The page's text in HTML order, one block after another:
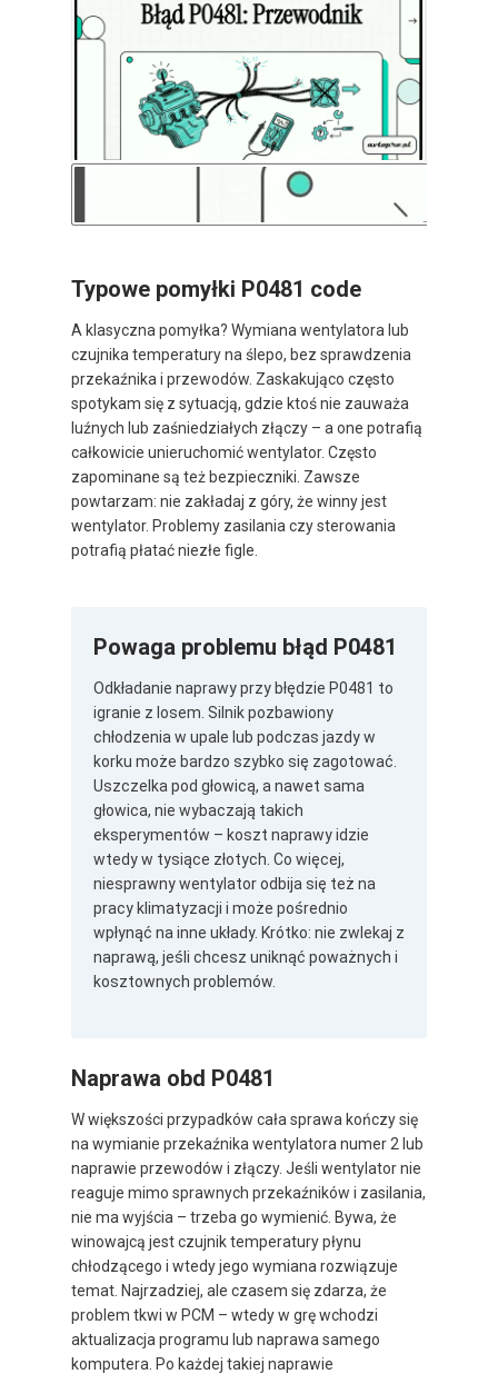
Typowe pomyłki P0481 code
A klasyczna pomyłka? Wymiana wentylatora lub
czujnika temperatury na ślepo, bez sprawdzenia
przekaźnika i przewodów. Zaskakująco często
spotykam się z sytuacją, gdzie ktoś nie zauważa
luźnych lub zaśniedziałych złączy – a one potrafią
całkowicie unieruchomić wentylator. Często
zapominane są też bezpieczniki. Zawsze
powtarzam: nie zakładaj z góry, że winny jest
wentylator. Problemy zasilania czy sterowania
potrafią płatać niezłe figle.
Powaga problemu błąd P0481
Odkładanie naprawy przy błędzie P0481 to
igranie z losem. Silnik pozbawiony
chłodzenia w upale lub podczas jazdy w
korku może bardzo szybko się zagotować.
Uszczelka pod głowicą, a nawet sama
głowica, nie wybaczają takich
eksperymentów – koszt naprawy idzie
wtedy w tysiące złotych. Co więcej,
niesprawny wentylator odbija się też na
pracy klimatyzacji i może pośrednio
wpłynąć na inne układy. Krótko: nie zwlekaj z
naprawą, jeśli chcesz uniknąć poważnych i
kosztownych problemów.
Naprawa obd P0481
W większości przypadków cała sprawa kończy się
na wymianie przekaźnika wentylatora numer 2 lub
naprawie przewodów i złączy. Jeśli wentylator nie
reaguje mimo sprawnych przekaźników i zasilania,
nie ma wyjścia – trzeba go wymienić. Bywa, że
winowajcą jest czujnik temperatury płynu
chłodzącego i wtedy jego wymiana rozwiązuje
temat. Najrzadziej, ale czasem się zdarza, że
problem tkwi w PCM – wtedy w grę wchodzi
aktualizacja programu lub naprawa samego
komputera. Po każdej takiej naprawie